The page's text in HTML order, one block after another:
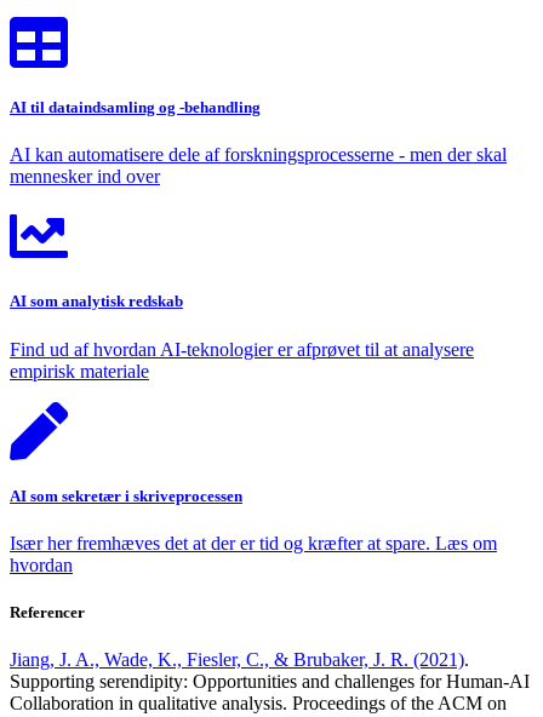
AI til dataindsamling og -behandling
AI kan automatisere dele af forskningsprocesserne - men der skal
mennesker ind over
AI som analytisk redskab
Find ud af hvordan AI-teknologier er afprøvet til at analysere
empirisk materiale
AI som sekretær i skriveprocessen
Især her fremhæves det at der er tid og kræfter at spare. Læs om
hvordan
Referencer
Jiang, J. A., Wade, K., Fiesler, C., & Brubaker, J. R. (2021).
Supporting serendipity: Opportunities and challenges for Human-AI
Collaboration in qualitative analysis. Proceedings of the ACM on